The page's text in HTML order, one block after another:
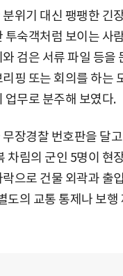
위기 대신 팽팽한 긴
숙객처럼 보이는 사
검은 서류 파일 등을
핑 또는 회의를 하는
업무로 분주해 보였다.
장경찰 번호판을 달
차림의 군인 5명이 현
으로 건물 외곽과 출
도의 교통 통제나 보